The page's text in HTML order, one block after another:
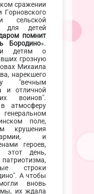
сражении
Горновского
сельской
для детей
помнит
Бородино».
детям о
грозную
Михаила
нарекшего
"вечным
и отличной
воинов".
атмосферу
поле,
крушения
армии, и
героев,
этот день,
строки
А чтобы
вновь
их ждала